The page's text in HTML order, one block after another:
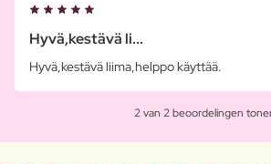
Hyvä,kestävä li...
Hyvä,kestävä liima,helppo käyttää.
2 van 2 beoordelingen